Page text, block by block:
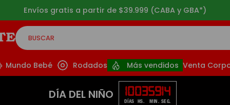
Envíos gratis a partir de $39.999 (CABA y GBA*)
BUSCAR
Mundo Bebé Rodados Más vendidos Venta
DÍA DEL NIÑO 10
DÍAS
03
HS.
59
MIN.
14
SEG.